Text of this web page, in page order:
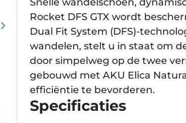
Volgende
keyboard_arrow_right
Rocket DFS GTX wordt
Dual Fit System (DFS)-
wandelen, stelt u in staat om
door simpelweg op de twee
gebouwd met AKU Elica
efficiëntie te bevorderen.
Specificaties